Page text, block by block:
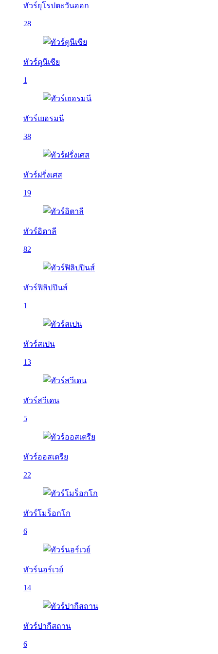
ทัวร์ยุโรปตะวันออก
28
ทัวร์ตูนีเซีย
1
ทัวร์เยอรมนี
38
ทัวร์ฝรั่งเศส
19
ทัวร์อิตาลี
82
ทัวร์ฟิลิปปินส์
1
ทัวร์สเปน
13
ทัวร์สวีเดน
5
ทัวร์ออสเตรีย
22
ทัวร์โมร็อกโก
6
ทัวร์นอร์เวย์
14
ทัวร์ปากีสถาน
6